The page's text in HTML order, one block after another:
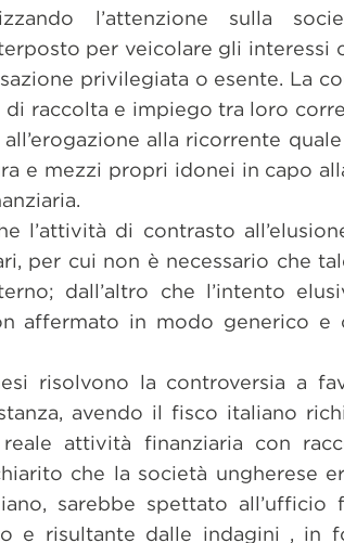
l’attenzione sulla
per veicolare gli interessi
privilegiata o esente. La
raccolta e impiego tra loro
alla ricorrente
e mezzi propri idonei in capo
l’attività di contrasto
per cui non è necessario che
dall’altro che l’intento
affermato in modo generico e
risolvono la controversia a
avendo il fisco italiano
reale attività finanziaria con
che la società ungherese
sarebbe spettato all’ufficio
e risultante dalle indagini , in